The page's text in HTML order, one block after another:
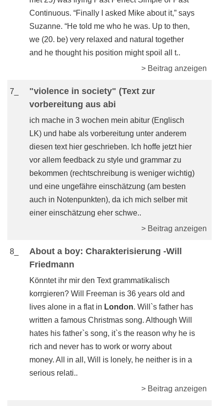
Continuous. “Finally I asked Mike about it,” says
Suzanne. “He told me who he was. Up to then,
we (20. be) very relaxed and natural together
and he thought his position might spoil all t..
> Beitrag anzeigen
7_
"violence in society" (Text zur
vorbereitung aus abi
ich mache in 3 wochen mein abitur (Englisch
LK) und habe als vorbereitung unter anderem
diesen text hier geschrieben. Ich hoffe jetzt hier
vor allem feedback zu style und grammar zu
bekommen (rechtschreibung is weniger wichtig)
und eine ungefähre einschätzung (am besten
auch in Notenpunkten), da ich mich selber mit
einer einschätzung eher schwe..
> Beitrag anzeigen
8_
About a boy: Charakterisierung -Will
Friedmann
Könntet ihr mir den Text grammatikalisch
korrgieren? Will Freeman is 36 years old and
lives alone in a flat in London. Will`s father has
written a famous Christmas song. Although Will
hates his father`s song, it`s the reason why he is
rich and never has to work or worry about
money. All in all, Will is lonely, he neither is in a
serious relati..
> Beitrag anzeigen